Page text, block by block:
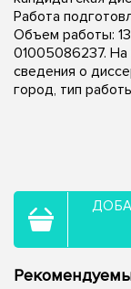
Работа
Объем работы:
01005086237. На
сведения о
город, тип